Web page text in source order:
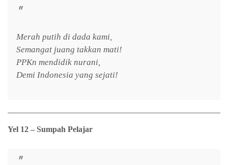
Merah putih di dada kami,
Semangat juang takkan mati!
PPKn mendidik nurani,
Demi Indonesia yang sejati!
Yel 12 – Sumpah Pelajar